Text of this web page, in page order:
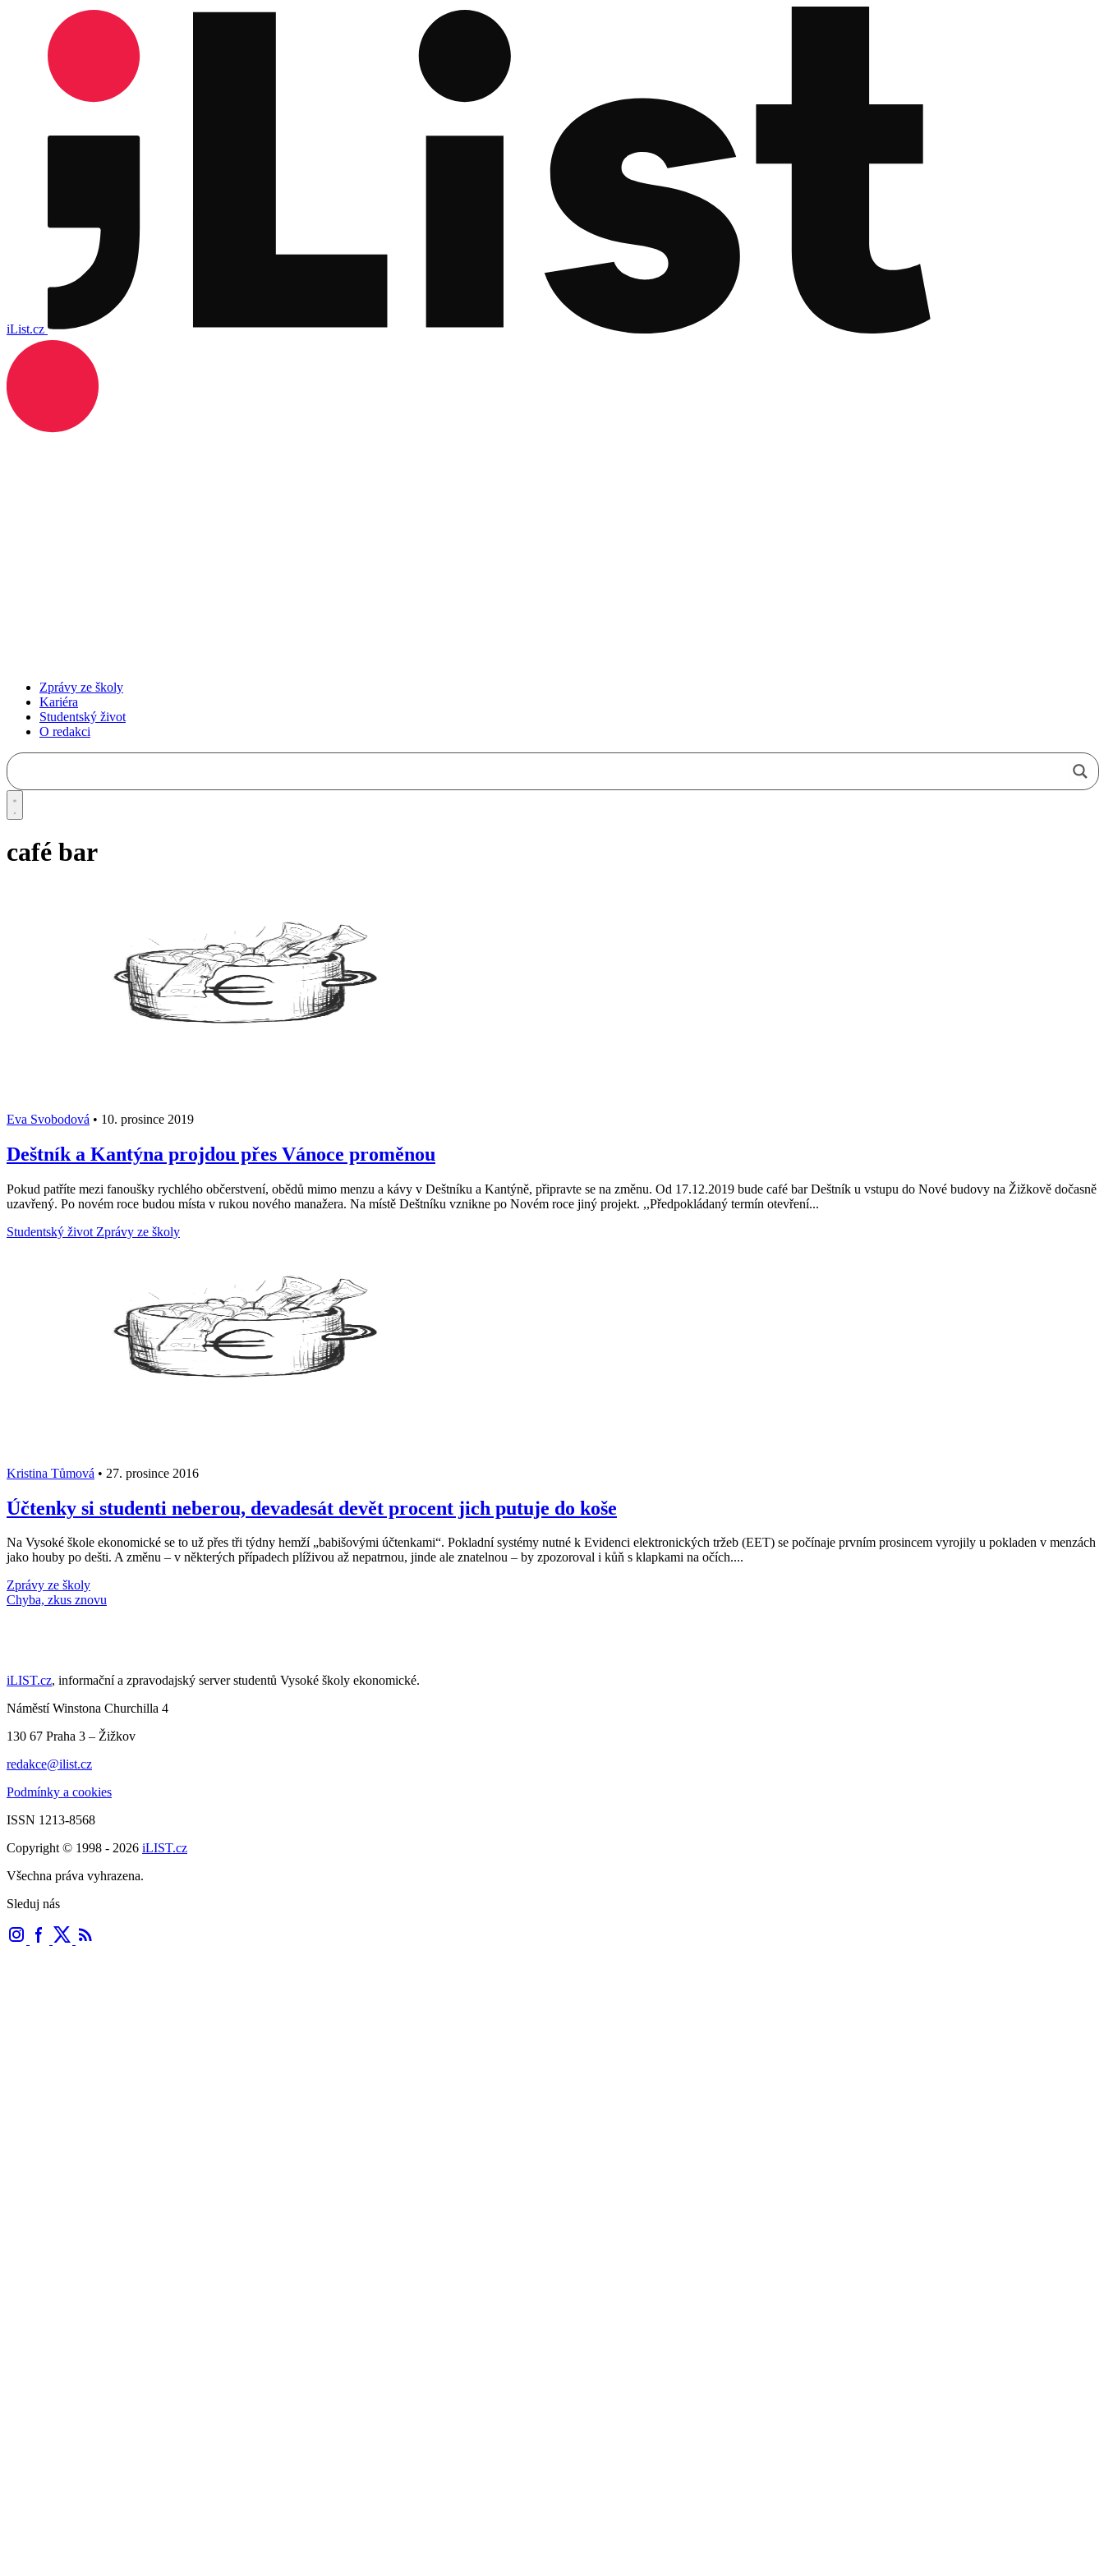
iList.cz
Zprávy ze školy
Kariéra
Studentský život
O redakci
café bar
Eva Svobodová • 10. prosince 2019
Deštník a Kantýna projdou přes Vánoce proměnou
Pokud patříte mezi fanoušky rychlého občerstvení, obědů mimo menzu a kávy v Deštníku a Kantýně, připravte se na změnu. Od 17.12.2019 bude café bar Deštník u vstupu do Nové budovy na Žižkově dočasně
uzavřený. Po novém roce budou místa v rukou nového manažera. Na místě Deštníku vznikne po Novém roce jiný projekt. ,,Předpokládaný termín otevření...
Studentský život Zprávy ze školy
Kristina Tůmová • 27. prosince 2016
Účtenky si studenti neberou, devadesát devět procent jich putuje do koše
Na Vysoké škole ekonomické se to už přes tři týdny hemží „babišovými účtenkami“. Pokladní systémy nutné k Evidenci elektronických tržeb (EET) se počínaje prvním prosincem vyrojily u pokladen v menzách
jako houby po dešti. A změnu – v některých případech plíživou až nepatrnou, jinde ale znatelnou – by zpozoroval i kůň s klapkami na očích....
Zprávy ze školy
Načti další články
iLIST.cz, informační a zpravodajský server studentů Vysoké školy ekonomické.
Náměstí Winstona Churchilla 4
130 67 Praha 3 – Žižkov
redakce@ilist.cz
Podmínky a cookies
ISSN 1213-8568
Copyright © 1998 - 2026 iLIST.cz
Všechna práva vyhrazena.
Sleduj nás